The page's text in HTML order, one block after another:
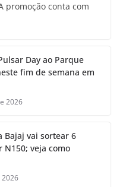
promoção conta com
Day ao Parque
fim de semana em
2026
Bajaj vai sortear 6
N150; veja como
2026